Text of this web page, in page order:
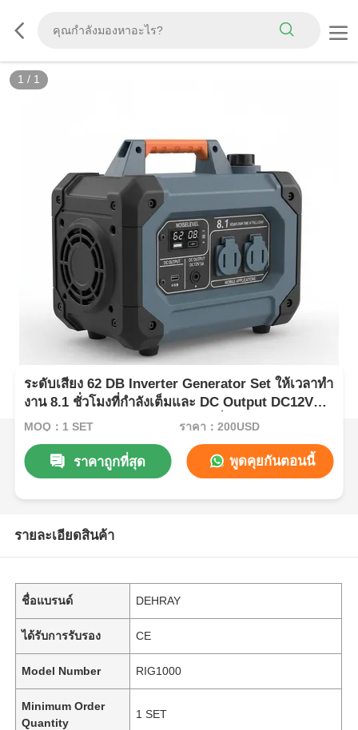
1 / 1
ระดับเสียง 62 DB Inverter Generator Set ให้เวลาทํา
งาน 8.1 ชั่วโมงที่กําลังเต็มและ DC Output DC12V
5A การให้พลังงานสําหรับแอพลิเคชั่นมือถือ
MOQ：1 SET ราคา：200USD
ราคาถูกที่สุด พูดคุยกันตอนนี้
รายละเอียดสินค้า
ชื่อแบรนด์ DEHRAY
ได้รับการรับรอง CE
Model Number RIG1000
Minimum Order
Quantity
1 SET